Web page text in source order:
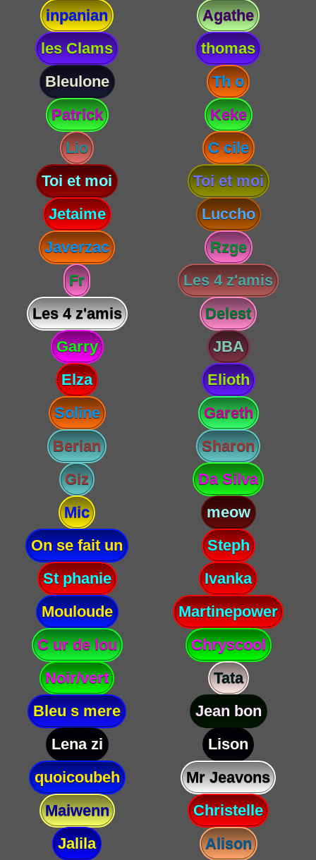
inpanian
Agathe
les Clams
thomas
Bleulone
Th o
Patrick
Keke
Lio
C cile
Toi et moi
Toi et moi
Jetaime
Luccho
Javerzac
Rzge
Fr
Les 4 z'amis
Les 4 z'amis
Delest
Garry
JBA
Elza
Elioth
Soline
Gareth
Berian
Sharon
Giz
Da Silva
Mic
meow
On se fait un
Steph
St phanie
Ivanka
Mouloude
Martinepower
C ur de lou
Chryscool
Noir/vert
Tata
Bleu s mere
Jean bon
Lena zi
Lison
quoicoubeh
Mr Jeavons
Maiwenn
Christelle
Jalila
Alison